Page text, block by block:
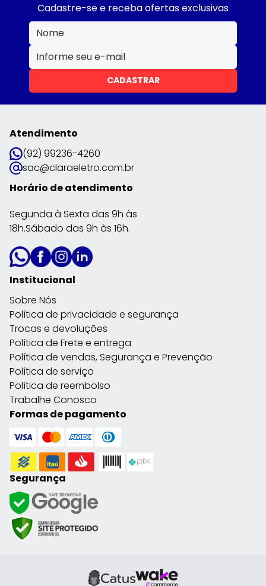
Cadastre-se e receba ofertas exclusivas
CADASTRAR
Atendimento
(92) 99236-4260
sac@claraeletro.com.br
Horário de atendimento
Segunda à Sexta das 9h às
18h.Sábado das 9h às 16h.
Institucional
Sobre Nós
Política de privacidade e segurança
Trocas e devoluções
Política de Frete e entrega
Política de vendas, Segurança e Prevenção
Política de serviço
Política de reembolso
Trabalhe Conosco
Formas de pagamento
Segurança